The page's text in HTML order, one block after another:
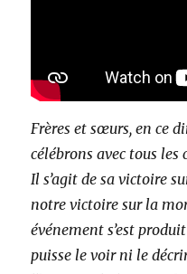
Frères et sœurs, en ce
célébrons avec tous
Il s’agit de sa victoire
notre victoire sur la
événement s’est
puisse le voir ni le